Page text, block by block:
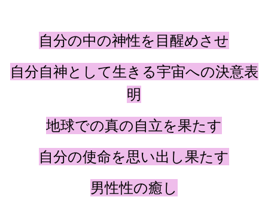
自分の中の神性を目醒めさせ
自分自神として生きる宇宙への決意表
明
地球での真の自立を果たす
自分の使命を思い出し果たす
男性性の癒し